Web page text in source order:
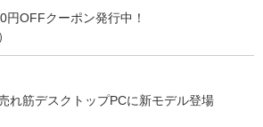
OFFクーポン発行中！
れ筋デスクトップPCに新モデル登場